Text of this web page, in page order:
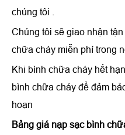
chúng tôi .
Chúng tôi sẽ giao nhận
chữa cháy miễn phí trong
Khi bình chữa cháy hết
bình chữa cháy để đảm
Bảng giá nạp sạc bình